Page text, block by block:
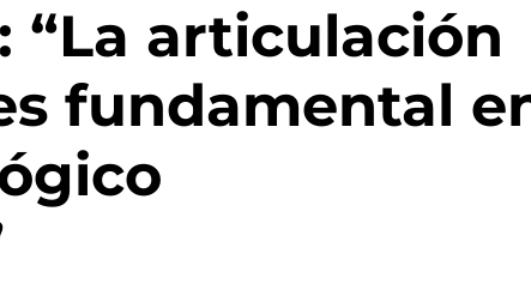
“La articulación
fundamental